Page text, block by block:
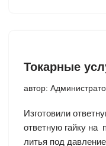
Токарные
автор:
Изготовили
ответную гайку
литья под